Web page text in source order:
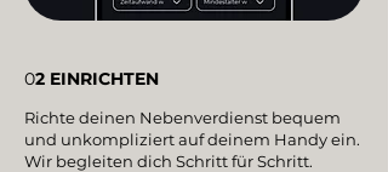
02 EINRICHTEN
Richte deinen Nebenverdienst bequem
und unkompliziert auf deinem Handy ein.
Wir begleiten dich Schritt für Schritt.